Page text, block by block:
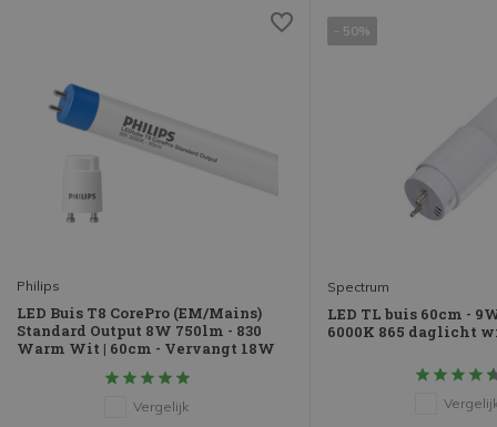
Philips
LED Buis T8 CorePro (EM/Mains)
Standard Output 8W 750lm - 830
Warm Wit | 60cm - Vervangt 18W
Vergelijk
- 50%
Spectrum
LED TL buis 60cm -
6000K 865 daglicht